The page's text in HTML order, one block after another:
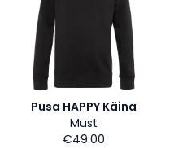
Pusa HAPPY Käina
Must
€49.00